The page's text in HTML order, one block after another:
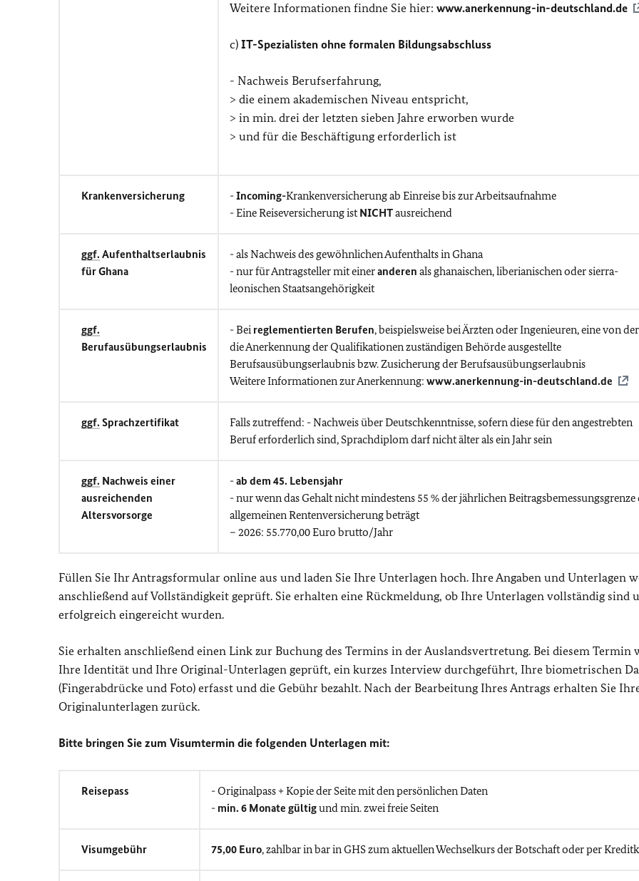
Weitere Informationen findne Sie hier: www.anerkennung-in-deutschland.de
c) IT-Spezialisten ohne formalen Bildungsabschluss
- Nachweis Berufserfahrung,
> die einem akademischen Niveau entspricht,
> in min. drei der letzten sieben Jahre erworben wurde
> und für die Beschäftigung erforderlich ist
Krankenversicherung -Incoming-Krankenversicherung ab Einreise bis zur Arbeitsaufnahme
- Eine Reiseversicherung istNICHTausreichend
ggf. Aufenthaltserlaubnis
für Ghana
- als Nachweis des gewöhnlichen Aufenthalts in Ghana
- nur für Antragsteller mit eineranderen als ghanaischen, liberianischen oder sierra-
leonischen Staatsangehörigkeit
ggf.
Berufausübungserlaubnis
- Bei reglementierten Berufen, beispielsweise bei Ärzten oder Ingenieuren, eine von
die Anerkennung der Qualifikationen zuständigen Behörde ausgestellte
Berufsausübungserlaubnis bzw. Zusicherung der Berufsausübungserlaubnis
Weitere Informationen zur Anerkennung: www.anerkennung-in-deutschland.de
ggf. Sprachzertifikat
Falls zutreffend: - Nachweis über Deutschkenntnisse, sofern diese für den angestrebten
Beruf erforderlich sind, Sprachdiplom darf nicht älter als ein Jahr sein
ggf. Nachweis einer
ausreichenden
Altersvorsorge
-ab dem 45. Lebensjahr
- nur wenn das Gehalt nicht mindestens 55 % der jährlichen Beitragsbemessungsgrenze
allgemeinen Rentenversicherung beträgt
– 2026: 55.770,00 Euro brutto/Jahr
Füllen Sie Ihr Antragsformular online aus und laden Sie Ihre Unterlagen hoch. Ihre Angaben und Unterlagen
anschließend auf Vollständigkeit geprüft. Sie erhalten eine Rückmeldung, ob Ihre Unterlagen vollständig sind
erfolgreich eingereicht wurden.
Sie erhalten anschließend einen Link zur Buchung des Termins in der Auslandsvertretung. Bei diesem Termin
Ihre Identität und Ihre Original-Unterlagen geprüft, ein kurzes Interview durchgeführt, Ihre biometrischen
(Fingerabdrücke und Foto) erfasst und die Gebühr bezahlt. Nach der Bearbeitung Ihres Antrags erhalten Sie
Originalunterlagen zurück.
Bitte bringen Sie zum Visumtermin die folgenden Unterlagen mit:
Reisepass
- Originalpass + Kopie der Seite mit den persönlichen Daten
- min. 6 Monate gültigund min. zwei freie Seiten
Visumgebühr 75,00 Euro, zahlbar in bar in GHS zum aktuellen Wechselkurs der Botschaft oder per